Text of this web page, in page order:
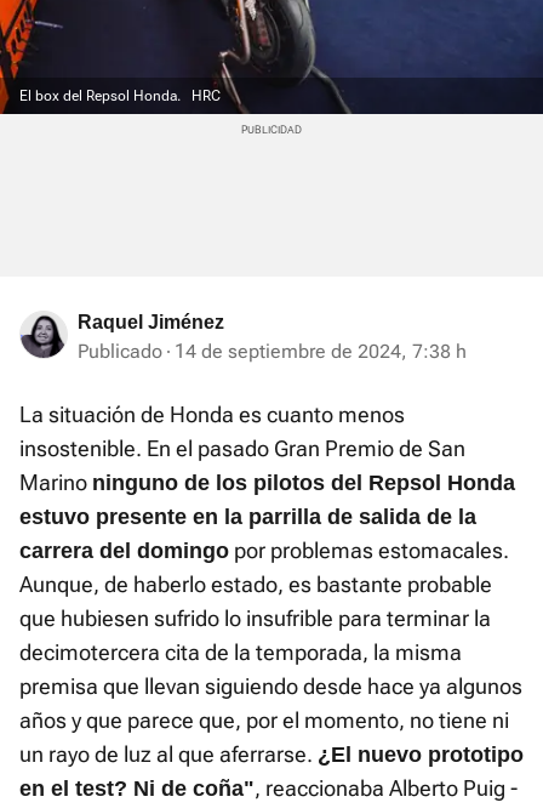
El box del Repsol Honda. HRC
Raquel Jiménez
Publicado 14 de septiembre de 2024, 7:38 h
La situación de Honda es cuanto menos
insostenible. En el pasado Gran Premio de San
Marino ninguno de los pilotos del Repsol Honda
estuvo presente en la parrilla de salida de la
carrera del domingo por problemas estomacales.
Aunque, de haberlo estado, es bastante probable
que hubiesen sufrido lo insufrible para terminar la
decimotercera cita de la temporada, la misma
premisa que llevan siguiendo desde hace ya algunos
años y que parece que, por el momento, no tiene ni
un rayo de luz al que aferrarse. ¿El nuevo prototipo
en el test? Ni de coña", reaccionaba Alberto Puig -